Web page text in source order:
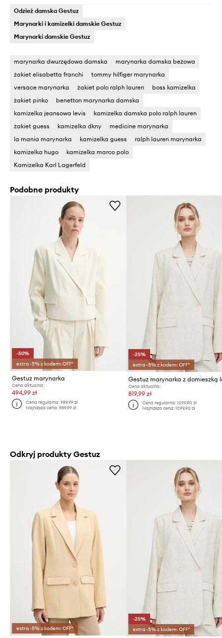
Odzież damska Gestuz
Marynarki i kamizelki damskie Gestuz
Marynarki damskie Gestuz
marynarka dwurzędowa damska
marynarka damska beżowa
żakiet elisabetta franchi
tommy hilfiger marynarka
versace marynarka
żakiet polo ralph lauren
boss kamizelka
żakiet pinko
benetton marynarka damska
kamizelka jeansowa levis
kamizelka damska polo ralph lauren
żakiet guess
kamizelka dkny
medicine marynarka
la mania marynarka
kamizelka guess
ralph lauren marynarka
kamizelka hugo
kamizelka marco polo
Kamizelka Karl Lagerfeld
Podobne produkty
-50%
extra -5% z kodem: OFF*
Gestuz marynarka
Cena aktualna:
494,99 zł
Cena regularna:989,99 zł
Najniższa cena:989,99 zł
-25%
extra -5% z kodem: OFF*
Gestuz marynarka z domieszką
Cena aktualna:
819,99 zł
Cena regularna: 1099,90 zł
Najniższa cena: 1099,90 zł
Odkryj produkty Gestuz
extra -5% z kodem: OFF*
-25%
extra -5% z kodem: OFF*